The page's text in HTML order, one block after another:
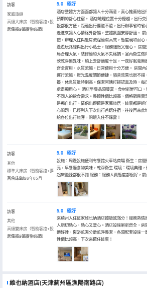
訪客
家庭旅遊
高級大床房（智能客控+投
屏電視+夢百合床墊）
入住於2026年05月
5.0 極好
酒店整體方方面面都讓人十分滿意，真心推薦給
預期的舒心住宿。 酒店地理位置十分優越，出行
飯都很方便，距離出行要道不遠，出行辦事省時省
走進來讓人心情格外舒暢，整體氛圍安靜舒適。
禮，辦理入住與退房流程簡潔高效，態度親和耐
邊遊玩路線與出行小貼士，服務細緻又暖心。 房
局合理大氣，裝修簡約大氣不失格調。室內衞生
軟乾淨無異味，躺上去舒適度十足，一夜好眠毫
齊全實用，水質流暢，日常使用十分方便。 房間
運行流暢，燈光温度調節便捷，隔音效果也很不
擾，休息質量特別高。保潔阿姨打掃認真及時，
處盡顯用心。 酒店早餐品類豐富，食材新鮮可口
不同人的飲食需求。整體性價比超高，價格親民
是獨自出行、情侶出遊還是家庭旅居，這裏都是
心問題，已經列入下次出行首選住宿，往後再來
給各位出行旅客，閉眼入住不踩雷！
訪客
其他
標準大床房（智能客控+夢
百合床墊）
入住於2026年05月
5.0 極好
設施：周邊設施便利有餐館火車站商場 衞生：房
亮，早餐廳食物美味，乾淨衞生 環境：環境典雅
起床鍛鍊都很不錯 服務：服務人員態度都很好，
訪客
其他
高級雙床房（智能客控+投
屏電視+夢百合床墊）
入住於2026年05月
5.0 極好
來薊州入住這家維也納酒店體驗感滿分！服務熱
人親切貼心，貼心又暖心。酒店設施嶄新齊全，
適好睡，衞浴乾濕分離乾淨整潔，各類配套設施一
性價比超高，下次來還住這裏！
維也納酒店(天津薊州區漁陽南路店)